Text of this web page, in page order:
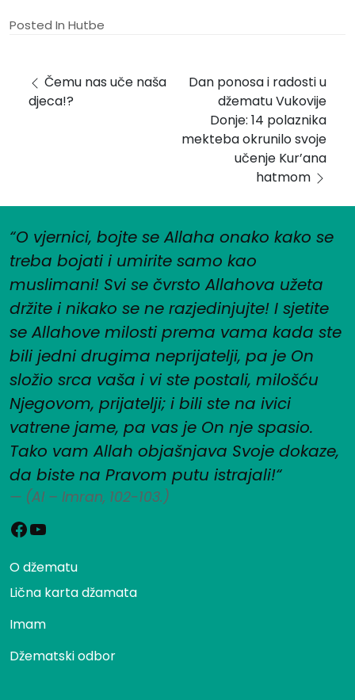
Posted In Hutbe
Post navigation
Čemu nas uče naša
djeca!?
Dan ponosa i radosti u
džematu Vukovije
Donje: 14 polaznika
mekteba okrunilo svoje
učenje Kur’ana
hatmom
“O vjernici, bojte se Allaha onako kako se
treba bojati i umirite samo kao
muslimani! Svi se čvrsto Allahova užeta
držite i nikako se ne razjedinjujte! I sjetite
se Allahove milosti prema vama kada ste
bili jedni drugima neprijatelji, pa je On
složio srca vaša i vi ste postali, milošću
Njegovom, prijatelji; i bili ste na ivici
vatrene jame, pa vas je On nje spasio.
Tako vam Allah objašnjava Svoje dokaze,
da biste na Pravom putu istrajali!“
(Al – Imran, 102-103.)
Facebook
YouTube
O džematu
Lična karta džamata
Imam
Džematski odbor